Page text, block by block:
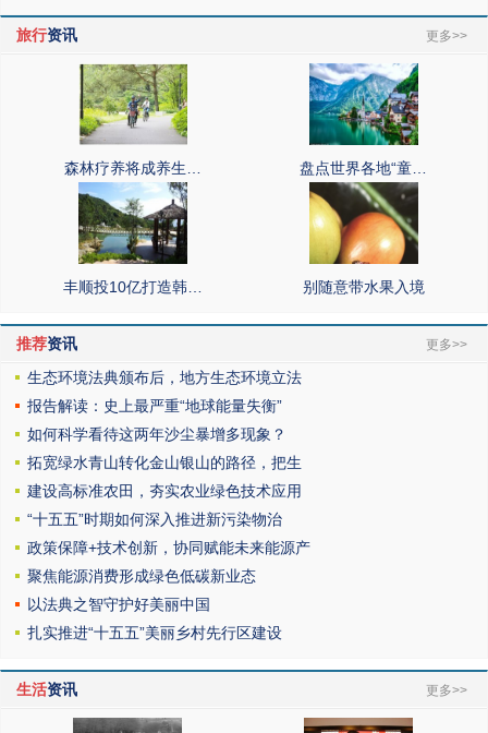
旅行资讯 更多>>
森林疗养将成养生… 盘点世界各地“童…
丰顺投10亿打造韩… 别随意带水果入境
推荐资讯 更多>>
生态环境法典颁布后，地方生态环境立法
报告解读：史上最严重“地球能量失衡”
如何科学看待这两年沙尘暴增多现象？
拓宽绿水青山转化金山银山的路径，把生
建设高标准农田，夯实农业绿色技术应用
“十五五”时期如何深入推进新污染物治
政策保障+技术创新，协同赋能未来能源产
聚焦能源消费形成绿色低碳新业态
以法典之智守护好美丽中国
扎实推进“十五五”美丽乡村先行区建设
生活资讯 更多>>